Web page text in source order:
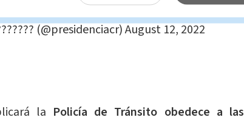
(@presidenciacr)August 12, 2022
la Policía de Tránsito obedece a las